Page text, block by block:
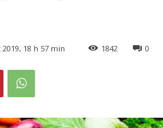
2019, 18 h 57 min 0
1842